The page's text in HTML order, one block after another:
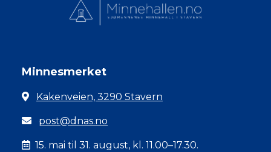
Minnesmerket
Kakenveien, 3290 Stavern
post@dnas.no
15. mai til 31. august, kl. 11.00–17.30.